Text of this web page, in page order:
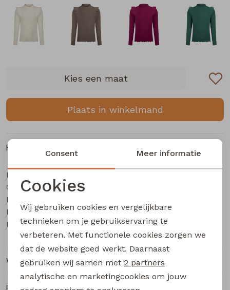
Bermuda's
Rokken
Kies een maat
Plaats in winkelmand
Kenmerken
Merk
Categorie
Leverancierscode
Bestelcode
405001251
Kleur
Bruin donker
Winkelvoorraad
Noodzakelijke cookies
Analytische cookies
Marketing cookies
Consent Meer informatie
Cookies
Wij gebruiken cookies en vergelijkbare
technieken om je gebruikservaring te
verbeteren. Met functionele cookies zorgen we
dat de website goed werkt. Daarnaast
gebruiken wij samen met 2 partners
analytische en marketingcookies om jouw